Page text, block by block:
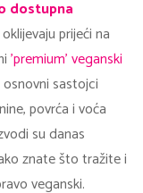
dostupna
prijeći na
'premium' veganski
sastojci
povrća i voća
su danas
znate što tražite i
veganski.